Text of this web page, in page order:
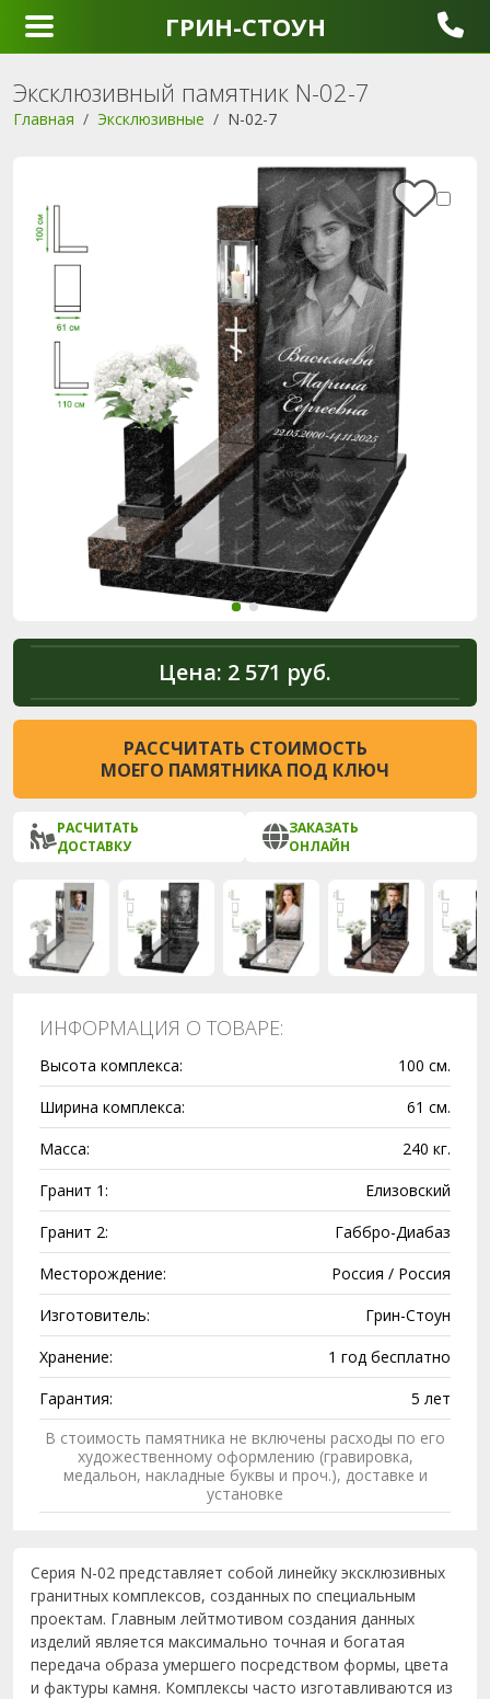
ГРИН-СТОУН
Эксклюзивный памятник N-02-7
Главная Эксклюзивные N-02-7
Цена: 2 571 руб.
РАССЧИТАТЬ СТОИМОСТЬ
МОЕГО ПАМЯТНИКА ПОД КЛЮЧ
РАСЧИТАТЬ
ДОСТАВКУ
ЗАКАЗАТЬ
ОНЛАЙН
ИНФОРМАЦИЯ О ТОВАРЕ:
Высота комплекса:
100 см.
Ширина комплекса:
61 см.
Масса:
240 кг.
Гранит 1:
Елизовский
Гранит 2:
Габбро-Диабаз
Месторождение:
Россия / Россия
Изготовитель:
Грин-Стоун
Хранение:
1 год бесплатно
Гарантия:
5 лет
В стоимость памятника не включены расходы по его
художественному оформлению (гравировка,
медальон, накладные буквы и проч.), доставке и
установке
Серия N-02 представляет собой линейку эксклюзивных
гранитных комплексов, созданных по специальным
проектам. Главным лейтмотивом создания данных
изделий является максимально точная и богатая
передача образа умершего посредством формы, цвета
и фактуры камня. Комплексы часто изготавливаются из